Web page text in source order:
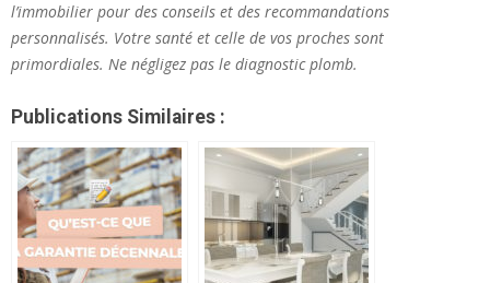
l’immobilier pour des conseils et des recommandations
personnalisés. Votre santé et celle de vos proches sont
primordiales. Ne négligez pas le diagnostic plomb.
Publications Similaires :